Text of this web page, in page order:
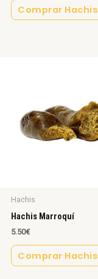
Comprar Hachis
Hachis
Hachis Marroquí
5.50€
Comprar Hachis